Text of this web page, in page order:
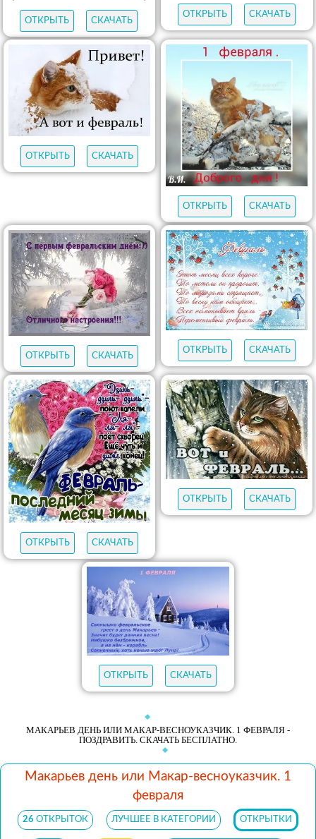
ОТКРЫТЬ СКАЧАТЬ
ОТКРЫТЬ СКАЧАТЬ
ОТКРЫТЬ СКАЧАТЬ
ОТКРЫТЬ СКАЧАТЬ
ОТКРЫТЬ СКАЧАТЬ
ОТКРЫТЬ СКАЧАТЬ
ОТКРЫТЬ СКАЧАТЬ
ОТКРЫТЬ СКАЧАТЬ
ОТКРЫТЬ СКАЧАТЬ
МАКАРЬЕВ ДЕНЬ ИЛИ МАКАР-ВЕСНОУКАЗЧИК. 1 ФЕВРАЛЯ -
ПОЗДРАВИТЬ. СКАЧАТЬ БЕСПЛАТНО.
Макарьев день или Макар-весноуказчик. 1
февраля
26 ОТКРЫТОК ЛУЧШЕЕ В КАТЕГОРИИ ОТКРЫТКИ